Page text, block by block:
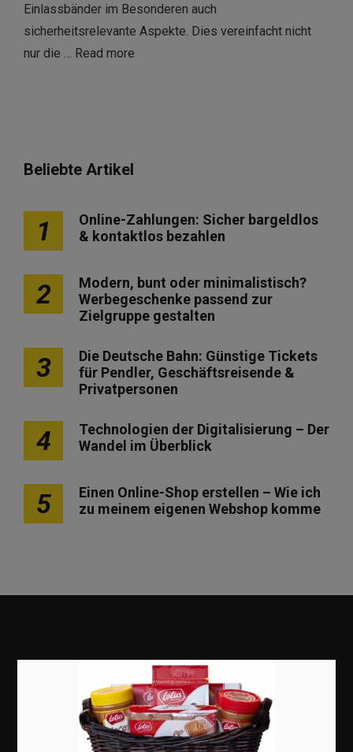
Einlassbänder im Besonderen auch
sicherheitsrelevante Aspekte. Dies vereinfacht nicht
nur die … Read more
Beliebte Artikel
1
Online-Zahlungen: Sicher bargeldlos
& kontaktlos bezahlen
2
Modern, bunt oder minimalistisch?
Werbegeschenke passend zur
Zielgruppe gestalten
3
Die Deutsche Bahn: Günstige Tickets
für Pendler, Geschäftsreisende &
Privatpersonen
4
Technologien der Digitalisierung – Der
Wandel im Überblick
5
Einen Online-Shop erstellen – Wie ich
zu meinem eigenen Webshop komme
Erfolgsgeschichten